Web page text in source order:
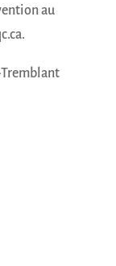
au
Tremblant